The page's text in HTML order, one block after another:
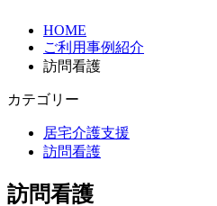
HOME
ご利用事例紹介
訪問看護
カテゴリー
居宅介護支援
訪問看護
訪問看護